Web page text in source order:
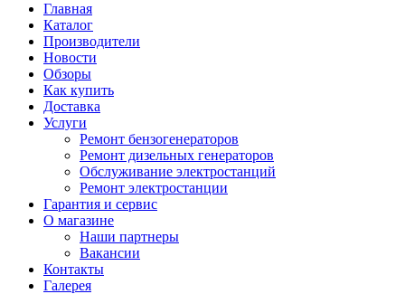
Главная
Каталог
Производители
Новости
Обзоры
Как купить
Доставка
Услуги
Ремонт бензогенераторов
Ремонт дизельных генераторов
Обслуживание электростанций
Ремонт электростанции
Гарантия и сервис
О магазине
Наши партнеры
Вакансии
Контакты
Галерея